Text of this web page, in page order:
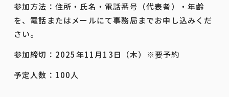
参加方法：住所・氏名・電話番号（代表者）・年齢
を、電話またはメールにて事務局までお申し込みくだ
さい。
参加締切：2025年11月13日（木）※要予約
予定人数：100人